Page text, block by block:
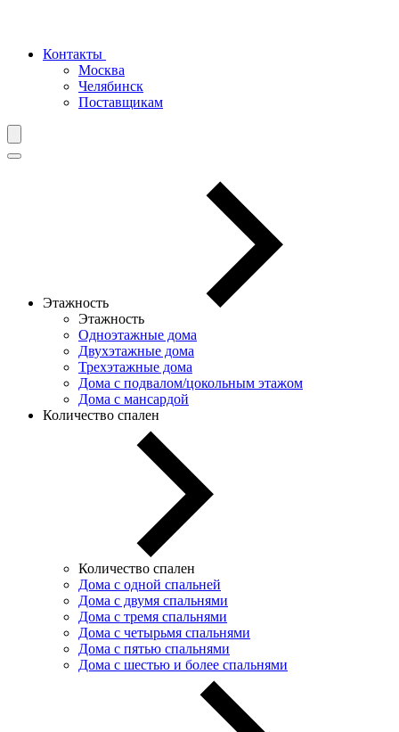
Контакты
Москва
Челябинск
Поставщикам
Этажность
Этажность
Одноэтажные дома
Двухэтажные дома
Трехэтажные дома
Дома с подвалом/цокольным этажом
Дома с мансардой
Количество спален
Количество спален
Дома с одной спальней
Дома с двумя спальнями
Дома с тремя спальнями
Дома с четырьмя спальнями
Дома с пятью спальнями
Дома с шестью и более спальнями